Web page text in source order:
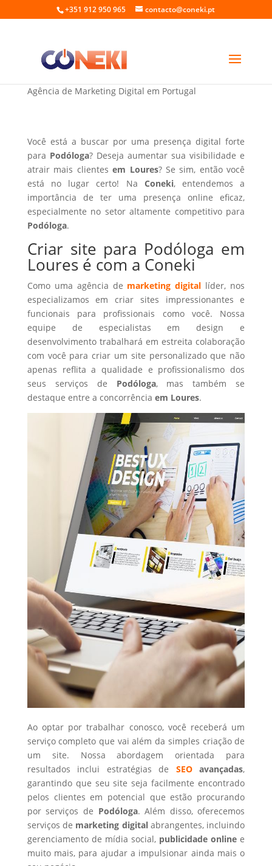
+351 912 950 965 contacto@coneki.pt
Criar site para Podóloga em Loures
Agência de Marketing Digital em Portugal
Você está a buscar por uma presença digital forte
para Podóloga? Deseja aumentar sua visibilidade e
atrair mais clientesem Loures? Se sim, então você
está no lugar certo! Na Coneki, entendemos a
importância de ter uma presença online eficaz,
especialmente no setor altamente competitivo para
Podóloga.
Criar site para Podóloga em
Loures é com a Coneki
Como uma agência de marketing digital líder, nos
especializamos em criar sites impressionantes e
funcionais para profissionais como você. Nossa
equipe de especialistas em design e
desenvolvimento trabalhará em estreita colaboração
com você para criar um site personalizado que não
apenas reflita a qualidade e profissionalismo dos
seus serviços de Podóloga, mas também se
destaque entre a concorrência em Loures.
Ao optar por trabalhar conosco, você receberá um
serviço completo que vai além da simples criação de
um site. Nossa abordagem orientada para
resultados inclui estratégias de SEOavançadas,
garantindo que seu site seja facilmente encontrado
pelos clientes em potencial que estão procurando
por serviços de Podóloga. Além disso, oferecemos
serviços de marketing digital abrangentes, incluindo
gerenciamento de mídia social, publicidade online e
muito mais, para ajudar a impulsionar ainda mais o